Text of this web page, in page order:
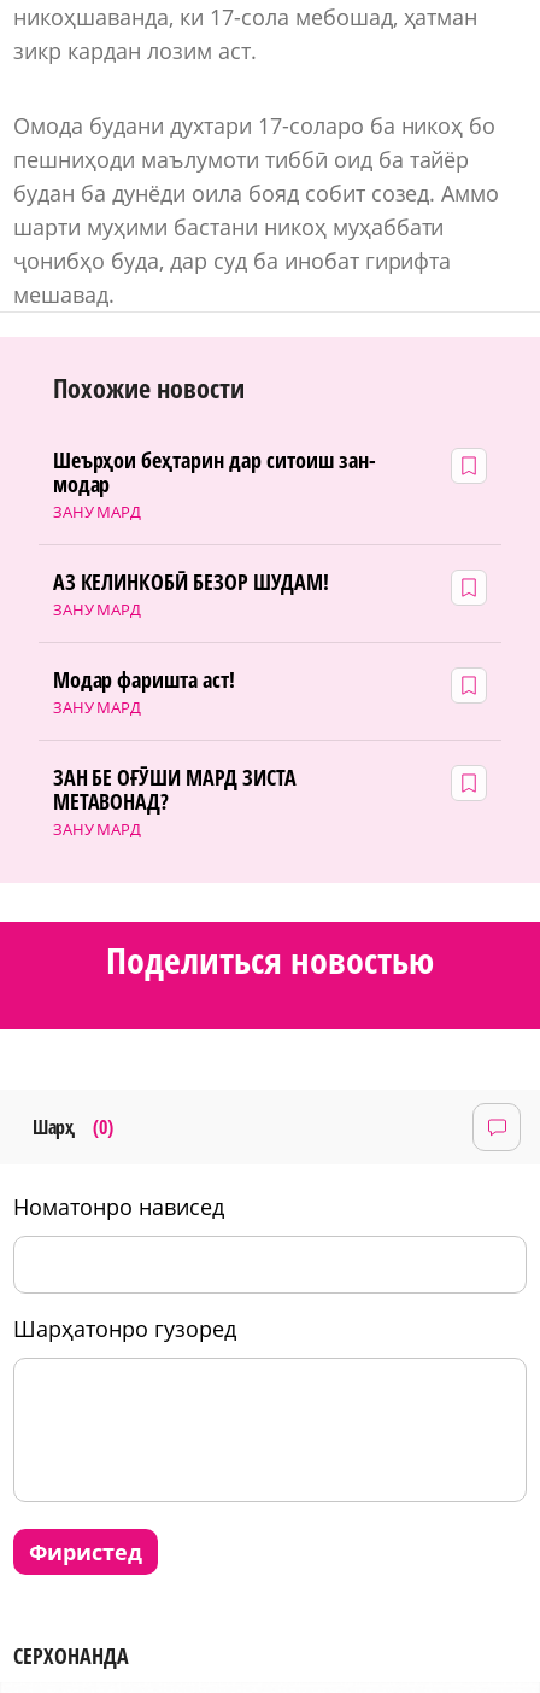
никоҳшаванда, ки 17-сола мебошад, ҳатман
зикр кардан лозим аст.
Омода будани духтари 17-соларо ба никоҳ бо
пешниҳоди маълумоти тиббӣ оид ба тайёр
будан ба дунёди оила бояд собит созед. Аммо
шарти муҳими бастани никоҳ муҳаббати
ҷонибҳо буда, дар суд ба инобат гирифта
мешавад.
Похожие новости
ЗАНУ МАРД
Шеърҳои беҳтарин дар ситоиш зан-
модар
ЗАНУ МАРД
АЗ КЕЛИНКОБӢ БЕЗОР ШУДАМ!
ЗАНУ МАРД
Модар фаришта аст!
ЗАНУ МАРД
ЗАН БЕ ОҒӮШИ МАРД ЗИСТА
МЕТАВОНАД?
Поделиться новостью
Шарҳ (0)
номатонро нависед
шарҳатонро гузоред
фиристед
СЕРХОНАНДА